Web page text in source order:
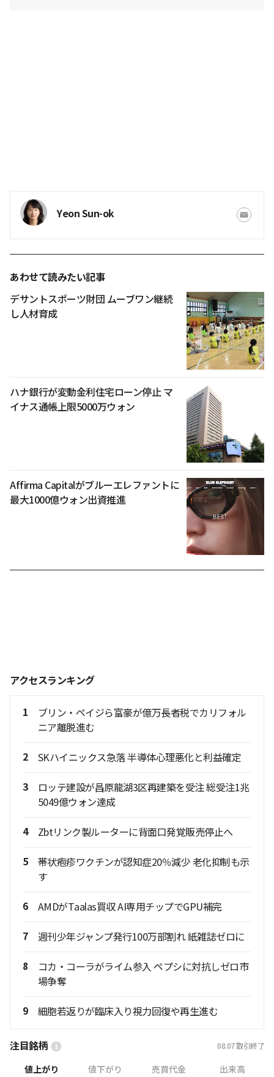
Yeon Sun-ok
あわせて読みたい記事
デサントスポーツ財団 ムーブワン継続
し人材育成
ハナ銀行が変動金利住宅ローン停止 マ
イナス通帳上限5000万ウォン
Affirma Capitalがブルーエレファントに
最大1000億ウォン出資推進
アクセスランキング
1
ブリン・ペイジら富豪が億万長者税でカリフォル
ニア離脱進む
2 SKハイニックス急落 半導体心理悪化と利益確定
3
ロッテ建設が昌原龍湖3区再建築を受注 総受注1兆
5049億ウォン達成
4 Zbtリンク製ルーターに背面口発覚販売停止へ
5
帯状疱疹ワクチンが認知症20％減少 老化抑制も示
す
6 AMDがTaalas買収 AI専用チップでGPU補完
7 週刊少年ジャンプ発行100万部割れ 紙雑誌ゼロに
8
コカ・コーラがライム参入 ペプシに対抗しゼロ市
場争奪
9 細胞若返りが臨床入り視力回復や再生進む
注目銘柄 08.07取引終了
値上がり 値下がり 売買代金 出来高